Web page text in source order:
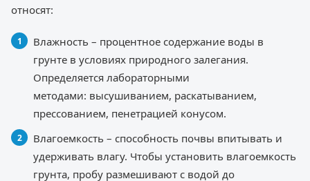
относят:
Влажность – процентное содержание воды в
грунте в условиях природного залегания.
Определяется лабораторными
методами: высушиванием, раскатыванием,
прессованием, пенетрацией конусом.
Влагоемкость – способность почвы впитывать и
удерживать влагу. Чтобы установить влагоемкость
грунта, пробу размешивают с водой до